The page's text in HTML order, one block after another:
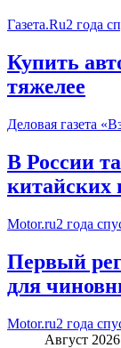
Газета.Ru2 года
Купить
тяжелее
Деловая газета
В России
китайских
Motor.ru2 года
Первый
для
Motor.ru2 года
Август 2026